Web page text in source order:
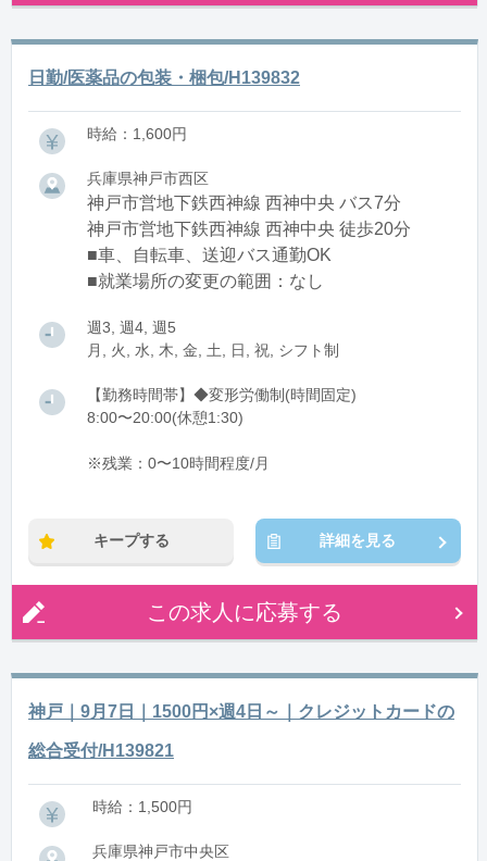
日勤/医薬品の包装・梱包/H139832
時給：1,600円
兵庫県神戸市西区
神戸市営地下鉄西神線 西神中央 バス7分
神戸市営地下鉄西神線 西神中央 徒歩20分
■車、自転車、送迎バス通勤OK
■就業場所の変更の範囲：なし
週3, 週4, 週5
月, 火, 水, 木, 金, 土, 日, 祝, シフト制
【勤務時間帯】◆変形労働制(時間固定)
8:00〜20:00(休憩1:30)
※残業：0〜10時間程度/月
キープする 詳細を見る
この求人に応募する
神戸｜9月7日｜1500円×週4日～｜クレジットカードの
総合受付/H139821
時給：1,500円
兵庫県神戸市中央区